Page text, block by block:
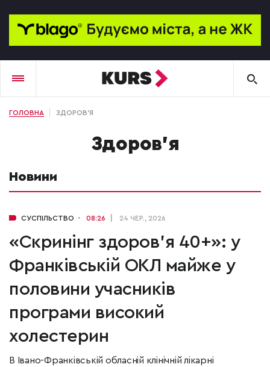
ГОЛОВНА ЗДОРОВ'Я
здоров'я
Новини
СУСПІЛЬСТВО 08:26 24 ЧЕР., 2026
«Скринінг здоров’я 40+»: у
Франківській ОКЛ майже у
половини учасників
програми високий
холестерин
В Івано-Франківській обласній клінічній лікарні